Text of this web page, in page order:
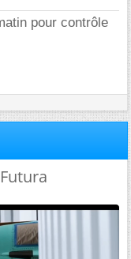
pour contrôle